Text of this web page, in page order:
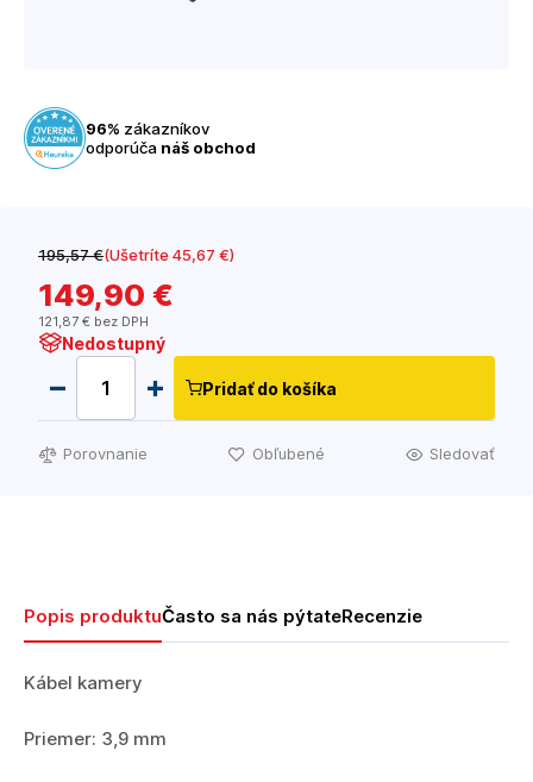
96% zákazníkov
odporúča náš obchod
195,57 €(Ušetríte 45,67 €)
149,90 €
121,87 € bez DPH
Nedostupný
Pridať do košíka
Porovnanie Obľubené Sledovať
Popis produktuČasto sa nás pýtateRecenzie
Kábel kamery
Priemer: 3,9 mm